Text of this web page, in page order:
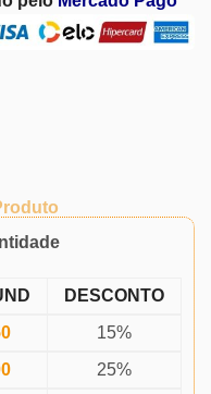
DESCONTO
15%
25%